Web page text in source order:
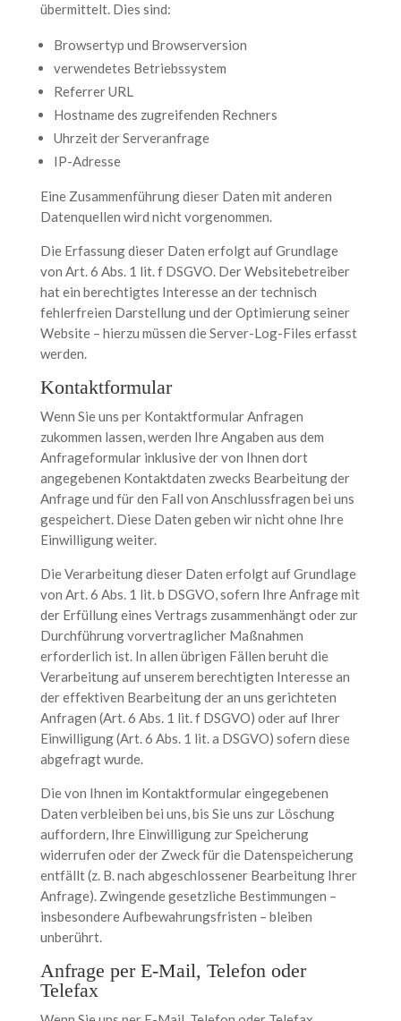
übermittelt. Dies sind:
Browsertyp und Browserversion
verwendetes Betriebssystem
Referrer URL
Hostname des zugreifenden Rechners
Uhrzeit der Serveranfrage
IP-Adresse
Eine Zusammenführung dieser Daten mit anderen
Datenquellen wird nicht vorgenommen.
Die Erfassung dieser Daten erfolgt auf Grundlage
von Art. 6 Abs. 1 lit. f DSGVO. Der Websitebetreiber
hat ein berechtigtes Interesse an der technisch
fehlerfreien Darstellung und der Optimierung seiner
Website – hierzu müssen die Server-Log-Files erfasst
werden.
Kontaktformular
Wenn Sie uns per Kontaktformular Anfragen
zukommen lassen, werden Ihre Angaben aus dem
Anfrageformular inklusive der von Ihnen dort
angegebenen Kontaktdaten zwecks Bearbeitung der
Anfrage und für den Fall von Anschlussfragen bei uns
gespeichert. Diese Daten geben wir nicht ohne Ihre
Einwilligung weiter.
Die Verarbeitung dieser Daten erfolgt auf Grundlage
von Art. 6 Abs. 1 lit. b DSGVO, sofern Ihre Anfrage mit
der Erfüllung eines Vertrags zusammenhängt oder zur
Durchführung vorvertraglicher Maßnahmen
erforderlich ist. In allen übrigen Fällen beruht die
Verarbeitung auf unserem berechtigten Interesse an
der effektiven Bearbeitung der an uns gerichteten
Anfragen (Art. 6 Abs. 1 lit. f DSGVO) oder auf Ihrer
Einwilligung (Art. 6 Abs. 1 lit. a DSGVO) sofern diese
abgefragt wurde.
Die von Ihnen im Kontaktformular eingegebenen
Daten verbleiben bei uns, bis Sie uns zur Löschung
auffordern, Ihre Einwilligung zur Speicherung
widerrufen oder der Zweck für die Datenspeicherung
entfällt (z. B. nach abgeschlossener Bearbeitung Ihrer
Anfrage). Zwingende gesetzliche Bestimmungen –
insbesondere Aufbewahrungsfristen – bleiben
unberührt.
Anfrage per E-Mail, Telefon oder
Telefax